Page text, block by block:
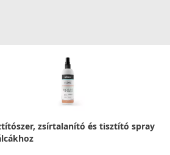
zsírtalanító és tisztító spray